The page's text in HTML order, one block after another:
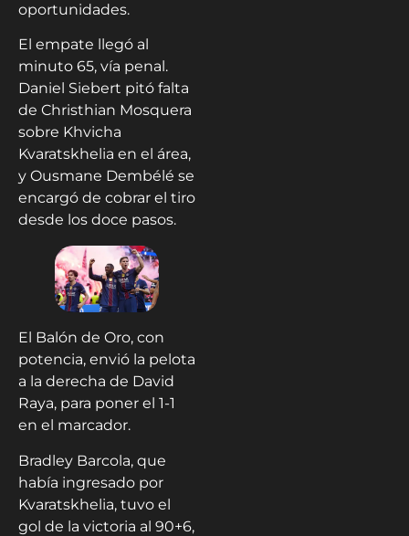
oportunidades.
El empate llegó al
minuto 65, vía penal.
Daniel Siebert pitó falta
de Christhian Mosquera
sobre Khvicha
Kvaratskhelia en el área,
y Ousmane Dembélé se
encargó de cobrar el tiro
desde los doce pasos.
El Balón de Oro, con
potencia, envió la pelota
a la derecha de David
Raya, para poner el 1-1
en el marcador.
Bradley Barcola, que
había ingresado por
Kvaratskhelia, tuvo el
gol de la victoria al 90+6,